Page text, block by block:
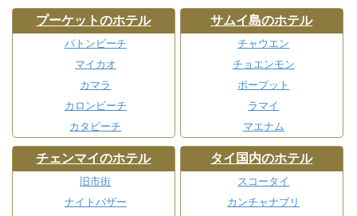
プーケットのホテル
パトンビーチ
マイカオ
カマラ
カロンビーチ
カタビーチ
サムイ島のホテル
チャウエン
チョエンモン
ボープット
ラマイ
マエナム
チェンマイのホテル
旧市街
ナイトバザー
タイ国内のホテル
スコータイ
カンチャナブリ